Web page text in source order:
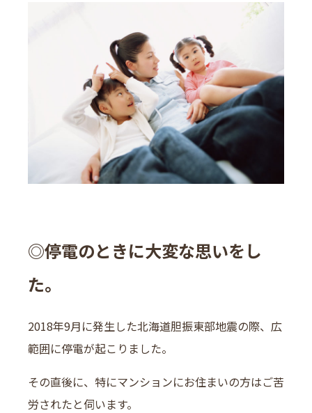
◎停電のときに大変な思いをし
た。
2018年9月に発生した北海道胆振東部地震の際、広
範囲に停電が起こりました。
その直後に、特にマンションにお住まいの方はご苦
労されたと伺います。